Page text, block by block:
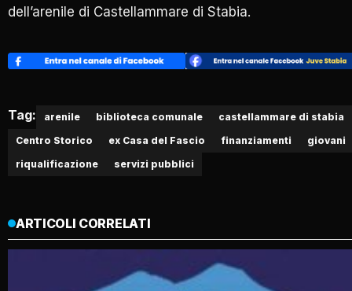
dell’arenile di Castellammare di Stabia.
Tag: arenile biblioteca comunale
castellammare di stabia
Centro Storico
ex Casa del Fascio finanziamenti
giovani
riqualificazione
servizi pubblici
ARTICOLI CORRELATI